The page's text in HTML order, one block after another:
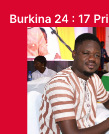
Burkina 24 : 17